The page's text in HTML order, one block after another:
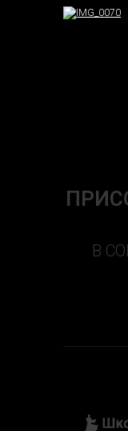
В